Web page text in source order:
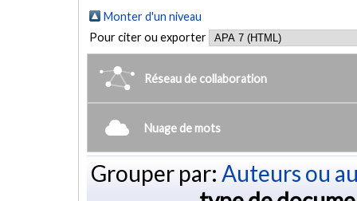
Monter d'un niveau
Pour citer ou exporter
Réseau de collaboration
Nuage de mots
Grouper par: Auteurs ou